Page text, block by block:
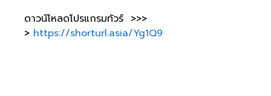
ดาวน์โหลดโปรแกรมทัวร์ >>>
> https://shorturl.asia/Yg1Q9